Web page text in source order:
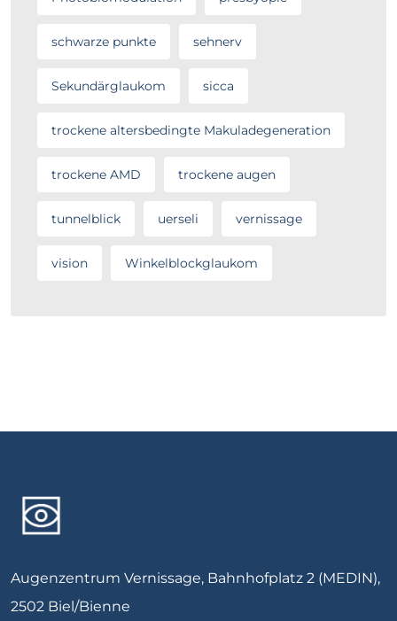
schwarze punkte sehnerv
Sekundärglaukom sicca
trockene altersbedingte Makuladegeneration
trockene AMD trockene augen
tunnelblick uerseli vernissage
vision Winkelblockglaukom
Augenzentrum Vernissage, Bahnhofplatz 2 (MEDIN),
2502 Biel/Bienne